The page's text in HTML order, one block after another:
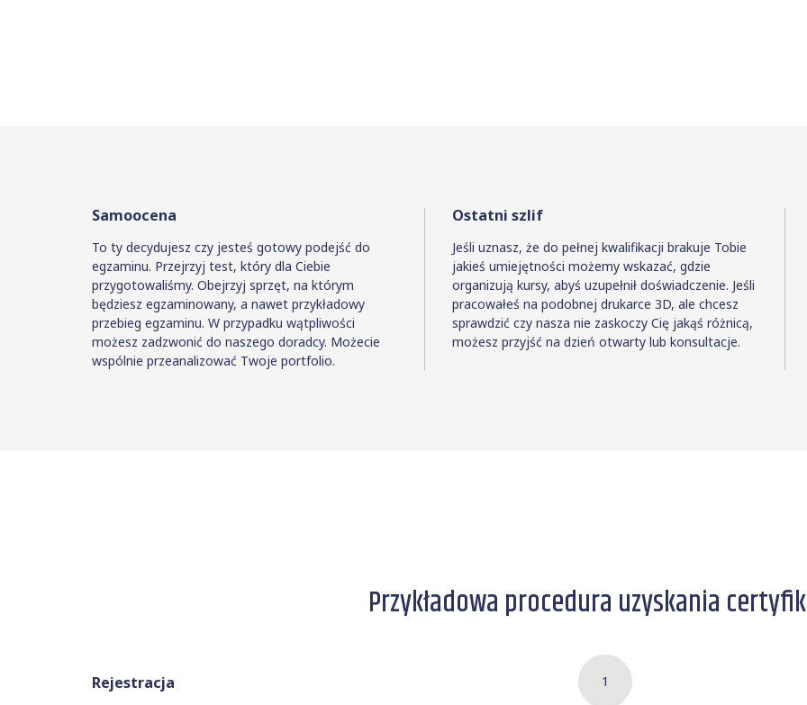
Samoocena
To ty decydujesz czy jesteś gotowy podejść do
egzaminu. Przejrzyj test, który dla Ciebie
przygotowaliśmy. Obejrzyj sprzęt, na którym
będziesz egzaminowany, a nawet przykładowy
przebieg egzaminu. W przypadku wątpliwości
możesz zadzwonić do naszego doradcy. Możecie
wspólnie przeanalizować Twoje portfolio.
Ostatni szlif
Jeśli uznasz, że do pełnej kwalifikacji brakuje Tobie
jakieś umiejętności możemy wskazać, gdzie
organizują kursy, abyś uzupełnił doświadczenie. Jeśli
pracowałeś na podobnej drukarce 3D, ale chcesz
sprawdzić czy nasza nie zaskoczy Cię jakąś różnicą,
możesz przyjść na dzień otwarty lub konsultacje.
Przykładowa procedura uzyskania
1
Rejestracja